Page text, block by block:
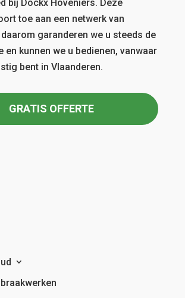
bij Dockx Hoveniers. Deze
toe aan een netwerk van
garanderen we u steeds de
kunnen we u bedienen, vanwaar
bent in Vlaanderen.
GRATIS OFFERTE